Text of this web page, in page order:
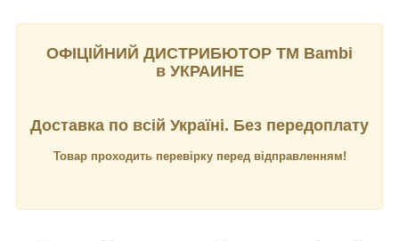
ОФІЦІЙНИЙ ДИСТРИБЮТОР ТМ Bambi
в УКРАИНЕ
Доставка по всій Україні. Без передоплату
Товар проходить перевірку перед відправленням!